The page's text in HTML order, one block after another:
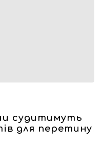
судитимуть
для перетину